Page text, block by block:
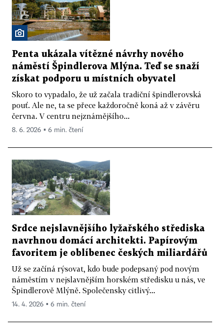
Penta ukázala vítězné návrhy nového
náměstí Špindlerova Mlýna. Teď se snaží
získat podporu u místních obyvatel
Skoro to vypadalo, že už začala tradiční špindlerovská
pouť. Ale ne, ta se přece každoročně koná až v závěru
června. V centru nejznámějšího...
8. 6. 2026 ▪ 6 min. čtení
Srdce nejslavnějšího lyžařského střediska
navrhnou domácí architekti. Papírovým
favoritem je oblíbenec českých miliardářů
Už se začíná rýsovat, kdo bude podepsaný pod novým
náměstím v nejslavnějším horském středisku u nás, ve
Špindlerově Mlýně. Společensky citlivý...
14. 4. 2026 ▪ 6 min. čtení